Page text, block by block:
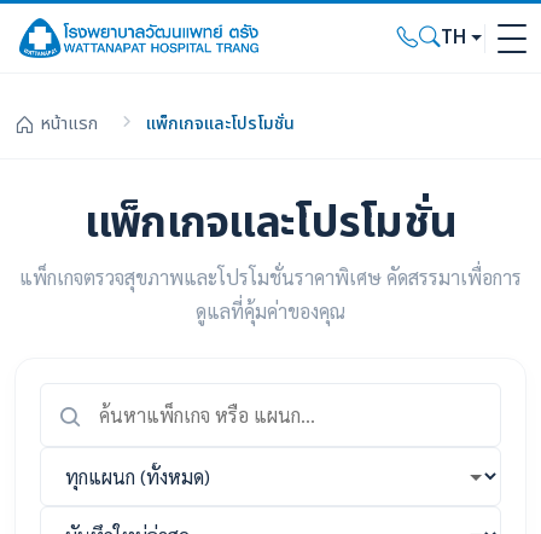
TH
หน้าแรก แพ็กเกจและโปรโมชั่น
แพ็กเกจและโปรโมชั่น
แพ็กเกจตรวจสุขภาพและโปรโมชั่นราคาพิเศษ คัดสรรมาเพื่อการ
ดูแลที่คุ้มค่าของคุณ